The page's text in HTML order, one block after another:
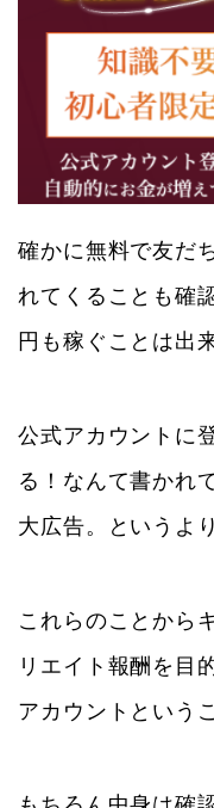
確かに無料で友だ
れてくることも確
円も稼ぐことは出
公式アカウントに
る！なんて書かれ
大広告。というよ
これらのことから
リエイト報酬を目
アカウントという